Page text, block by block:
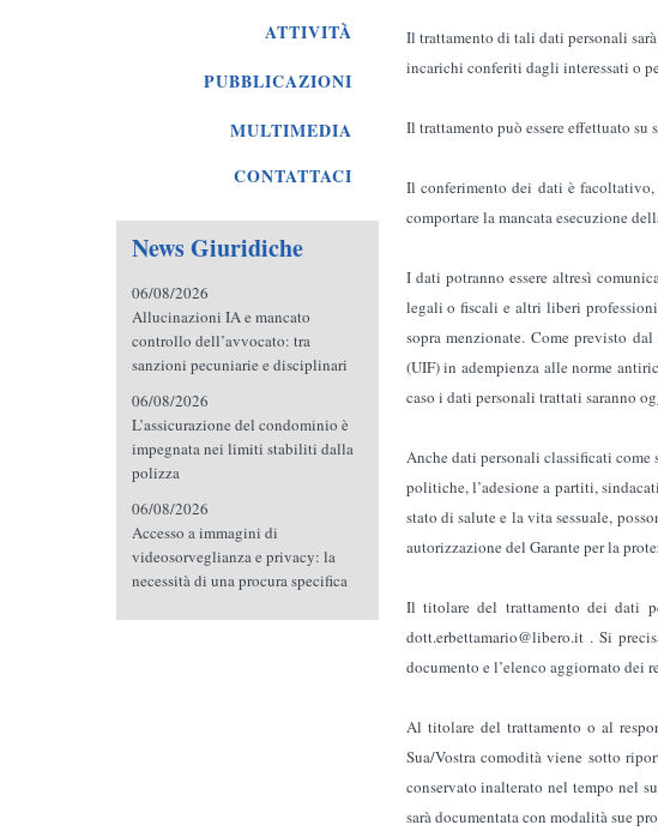
ATTIVITÀ
PUBBLICAZIONI
MULTIMEDIA
CONTATTACI
Il trattamento di tali dati personali
incarichi conferiti dagli interessati o
Il trattamento può essere effettuato
Il conferimento dei dati è
comportare la mancata esecuzione
I dati potranno essere altresì
legali o fiscali e altri liberi
sopra menzionate. Come previsto
(UIF) in adempienza alle norme
caso i dati personali trattati saranno
Anche dati personali classificati
politiche, l’adesione a partiti,
stato di salute e la vita sessuale,
autorizzazione del Garante per la
Il titolare del trattamento dei dati
dott.erbettamario@libero.it . Si
documento e l’elenco aggiornato dei
Al titolare del trattamento o al
Sua/Vostra comodità viene sotto
conservato inalterato nel tempo nel
sarà documentata con modalità sue
News Giuridiche
06/08/2026
Allucinazioni IA e mancato
controllo dell’avvocato: tra
sanzioni pecuniarie e disciplinari
06/08/2026
L’assicurazione del condominio è
impegnata nei limiti stabiliti dalla
polizza
06/08/2026
Accesso a immagini di
videosorveglianza e privacy: la
necessità di una procura specifica